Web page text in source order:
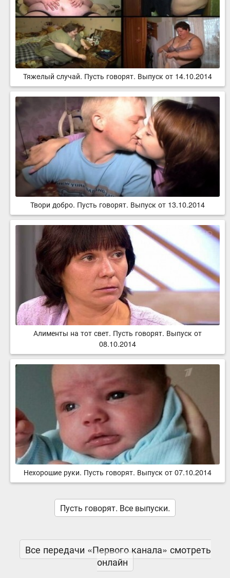
Тяжeлый случай. Пусть говорят. Выпуск от 14.10.2014
Твори добро. Пусть говорят. Выпуск от 13.10.2014
Алименты на тот свет. Пусть говорят. Выпуск от
08.10.2014
Нехорошие руки. Пусть говорят. Выпуск от 07.10.2014
Пусть говорят. Все выпуски.
Все передачи «Первого канала» смотреть
онлайн